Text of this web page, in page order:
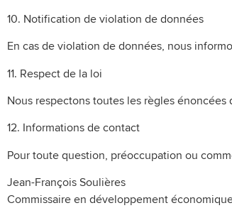
10. Notification de violation de données
En cas de violation de données, nous
11. Respect de la loi
Nous respectons toutes les règles
12. Informations de contact
Pour toute question, préoccupation ou
Jean-François Soulières
Commissaire en développement